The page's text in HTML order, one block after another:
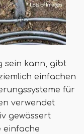
sein kann, gibt
einfachen
für
verwendet
gewässert
einfache